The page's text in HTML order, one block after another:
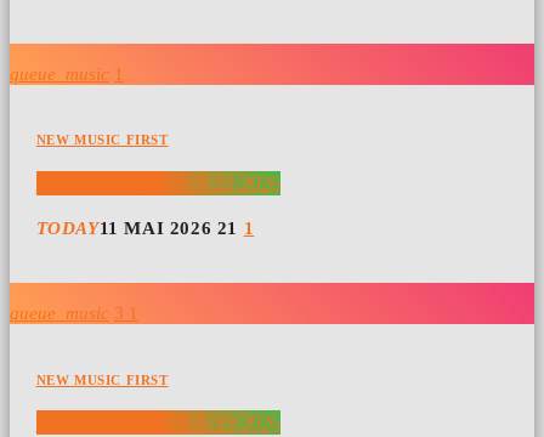
queue_music 1
NEW MUSIC FIRST
TOP 10 WEEK 20 À 21 2026
TODAY11 MAI 2026 21 1
queue_music 3 1
NEW MUSIC FIRST
TOP 10 WEEK 18 À 19 2026